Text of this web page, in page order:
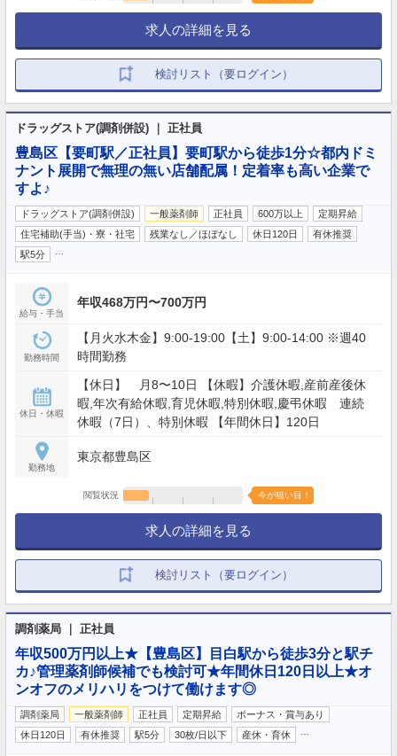
求人の詳細を見る
検討リスト（要ログイン）
ドラッグストア(調剤併設) ｜ 正社員
豊島区【要町駅／正社員】要町駅から徒歩1分☆都内ドミ
ナント展開で無理の無い店舗配属！定着率も高い企業で
すよ♪
ドラッグストア(調剤併設) 一般薬剤師 正社員 600万以上
定期昇給
住宅補助(手当)・寮・社宅
残業なし／ほぼなし 休日120日
有休推奨
駅5分
給与・手当
年収468万円〜700万円
勤務時間
【月火水木金】9:00-19:00【土】9:00-14:00 ※週40
時間勤務
休日・休暇
【休日】 月8〜10日 【休暇】介護休暇,産前産後休
暇,年次有給休暇,育児休暇,特別休暇,慶弔休暇 連続
休暇（7日）、特別休暇 【年間休日】120日
勤務地
東京都豊島区
閲覧状況 今が狙い目！
求人の詳細を見る
検討リスト（要ログイン）
調剤薬局 ｜ 正社員
年収500万円以上★【豊島区】目白駅から徒歩3分と駅チ
カ♪管理薬剤師候補でも検討可★年間休日120日以上★オ
ンオフのメリハリをつけて働けます◎
調剤薬局 一般薬剤師 正社員 定期昇給
ボーナス・賞与あり
休日120日
有休推奨 駅5分 30枚/日以下 産休・育休